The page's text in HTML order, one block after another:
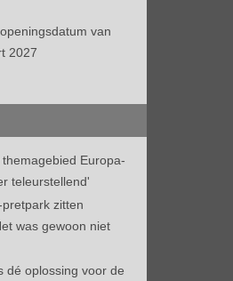
van
2027
Europa-
teleurstellend'
zitten
was gewoon niet
dé oplossing voor de